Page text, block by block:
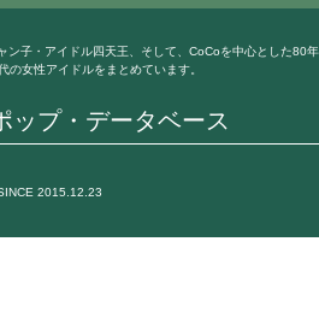
ップ・データベース
ン子・アイドル四天王、そして、CoCoを中心とした80年
の女性アイドルをまとめています。
2015.12.23